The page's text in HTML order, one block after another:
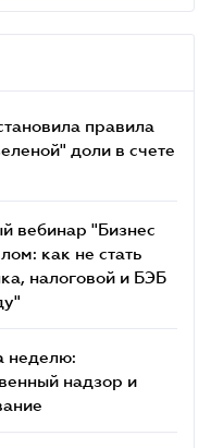
правила
доли в счете
вебинар "Бизнес
как не стать
налоговой и БЭБ
неделю:
надзор и